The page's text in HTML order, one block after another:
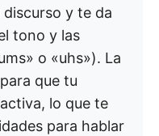
y te da
tono y las
o «uhs»). La
que tu
lo que te
para hablar